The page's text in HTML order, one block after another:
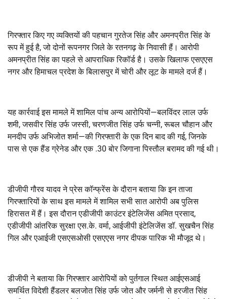
गिरफ्तार किए गए व्यक्तियों की पहचान गुरतेज सिंह और अमनप्रीत सिंह के
रूप में हुई है, जो दोनों रूपनगर जिले के रतनगढ़ के निवासी हैं। आरोपी
अमनप्रीत सिंह का पहले से आपराधिक रिकॉर्ड है। उसके खिलाफ एसएएस
नगर और हिमाचल प्रदेश के बिलासपुर में चोरी और लूट के मामले दर्ज हैं।
यह कार्रवाई इस मामले में शामिल पांच अन्य आरोपियों—बलविंदर लाल उर्फ
शमी, जसवीर सिंह उर्फ जस्सी, चरणजीत सिंह उर्फ चन्नी, रूबल चौहान और
मनदीप उर्फ अभिजोत शर्मा—की गिरफ्तारी के एक दिन बाद की गई, जिनके
पास से एक हैंड ग्रेनेड और एक .30 बोर जिगाना पिस्तौल बरामद की गई थी।
डीजीपी गौरव यादव ने प्रेस कॉन्फ्रेंस के दौरान बताया कि इन ताजा
गिरफ्तारियों के साथ इस मामले में शामिल सभी सात आरोपी अब पुलिस
हिरासत में हैं। इस दौरान एडीजीपी काउंटर इंटेलिजेंस अमित प्रसाद,
एडीजीपी आंतरिक सुरक्षा एस.के. वर्मा, आईजीपी इंटेलिजेंस डॉ. सुखचैन सिंह
गिल और एआईजी एसएसओसी एसएएस नगर दीपक पारिक भी मौजूद थे।
डीजीपी ने बताया कि गिरफ्तार आरोपियों को पुर्तगाल स्थित आईएसआई
समर्थित विदेशी हैंडलर बलजोत सिंह उर्फ जोत और जर्मनी से हरजीत सिंह